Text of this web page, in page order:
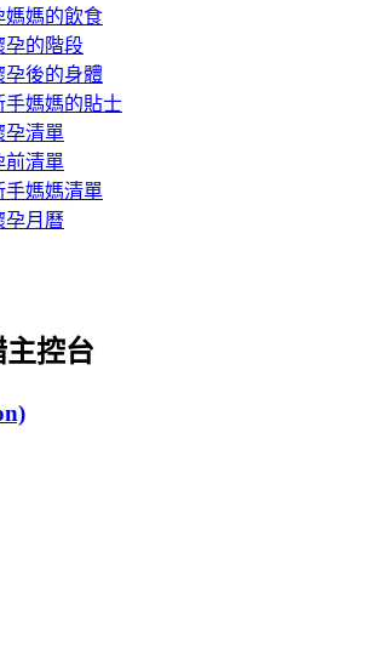
媽媽的飲食
孕的階段
孕後的身體
手媽媽的貼士
孕清單
前清單
手媽媽清單
孕月曆
主控台